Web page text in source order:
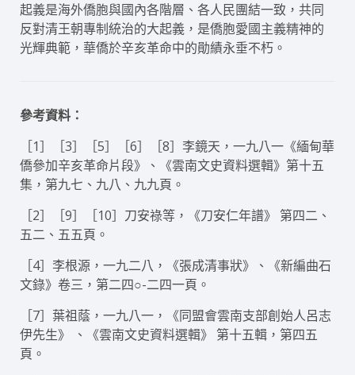
起義是海外僑胞與國內各階層、各人民團結一致，共同
反對清王朝專制統治的大起義，是僑胞愛國主義精神的
光輝典範，華僑於辛亥革命中的勛績永垂不朽。
參考資料：
［1］［3］［5］［6］［8］李鏡天，一九八一《緬甸華
僑參加辛亥革命片段》、《雲南文史資料選輯》第十五
集，第九七、九八、九九頁。
［2］［9］［10］刀安祿等，《刀安仁年譜》 第四二、
五二、五五頁。
［4］李根源，一九二八，《張成清事狀》、《新編曲石
文錄》卷三，第二四○-二四一頁。
［7］葉祖蔭，一九八一，《同盟會雲南支部創始人呂志
伊先生》 、《雲南文史資料選輯》 第十五輯，第四五
頁。